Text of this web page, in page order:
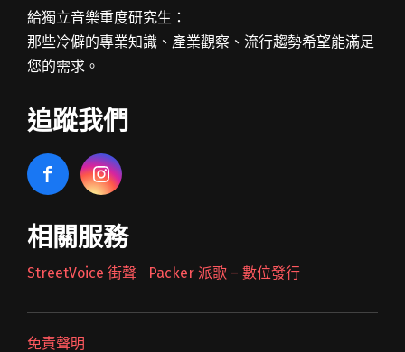
給獨立音樂重度研究生：
那些冷僻的專業知識、產業觀察、流行趨勢希望能滿足
您的需求。
追蹤我們
相關服務
StreetVoice 街聲 Packer 派歌 – 數位發行
免責聲明